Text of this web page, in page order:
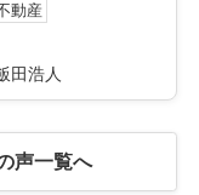
動産
田浩人
声一覧へ